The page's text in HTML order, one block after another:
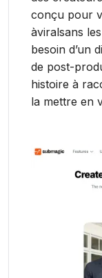
conçu pour
àviralsans
besoin d’un
de post-
histoire à
la mettre en